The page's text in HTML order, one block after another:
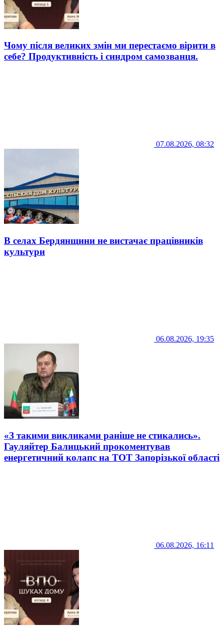
Чому після великих змін ми перестаємо вірити в
себе? Продуктивність і синдром самозванця.
07.08.2026, 08:32
В селах Бердянщини не вистачає працівників
культури
06.08.2026, 19:35
«З такими викликами раніше не стикались».
Гауляйтер Балицький прокоментував
енергетичний колапс на ТОТ Запорізької області
06.08.2026, 16:11